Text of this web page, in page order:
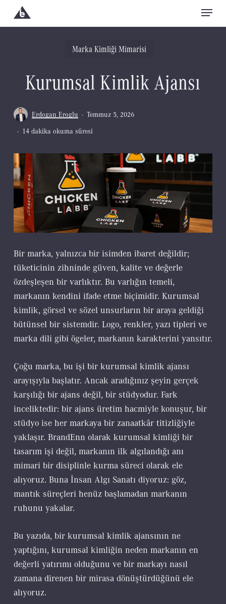
to
Menu
Marka Kimliği Mimarisi
Kurumsal Kimlik Ajansı
Erdogan Eroglu
Temmuz 5, 2026
14 dakika okuma süresi
Bir marka, yalnızca bir isimden ibaret değildir;
tüketicinin zihninde güven, kalite ve değerle
özdeşleşen bir varlıktır. Bu varlığın temeli,
markanın kendini ifade etme biçimidir. Kurumsal
kimlik, görsel ve sözel unsurların bir araya geldiği
bütünsel bir sistemdir. Logo, renkler, yazı tipleri ve
marka dili gibi ögeler, markanın karakterini yansıtır.
Çoğu marka, bu işi bir kurumsal kimlik ajansı
arayışıyla başlatır. Ancak aradığınız şeyin gerçek
karşılığı bir ajans değil, bir stüdyodur. Fark
inceliktedir: bir ajans üretim hacmiyle konuşur, bir
stüdyo ise her markaya bir zanaatkâr titizliğiyle
yaklaşır. BrandEnn olarak kurumsal kimliği bir
tasarım işi değil, markanın ilk algılandığı anı
mimari bir disiplinle kurma süreci olarak ele
alıyoruz. Buna İnsan Algı Sanatı diyoruz: göz,
mantık süreçleri henüz başlamadan markanın
ruhunu yakalar.
Bu yazıda, bir kurumsal kimlik ajansının ne
yaptığını, kurumsal kimliğin neden markanın en
değerli yatırımı olduğunu ve bir markayı nasıl
zamana direnen bir mirasa dönüştürdüğünü ele
alıyoruz.